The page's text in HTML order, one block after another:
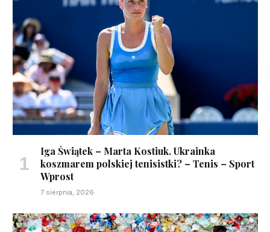
Iga Świątek – Marta Kostiuk. Ukrainka
koszmarem polskiej tenisistki? – Tenis – Sport
Wprost
7 sierpnia, 2026